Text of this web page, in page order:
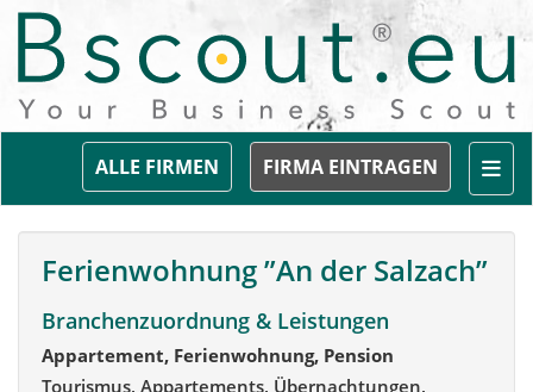
FIRMA EINTRAGEN
ALLE FIRMEN
Ferienwohnung ”An der Salzach”
Branchenzuordnung & Leistungen
Appartement, Ferienwohnung, Pension
Tourismus, Appartements, Übernachtungen,